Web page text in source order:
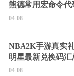
熊德常用宏命令代
04-08
NBA2K手游真实
明星最新兑换码汇
04-08